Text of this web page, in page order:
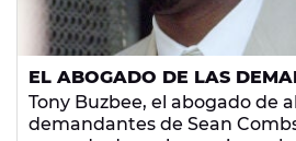
EL ABOGADO DE LAS
PUFF DADDY Y JAY Z,
MUJER DE CONTAGIARLA
ENFERMEDAD VENÉREA
Tony Buzbee, el abogado de
demandantes de Sean